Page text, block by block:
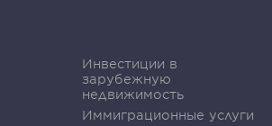
Инвестиции в
зарубежную
недвижимость
Иммиграционные услуги